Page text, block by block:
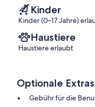
insgesamt 7 Betten
ebenerdig und führt über
Küche mit Essecke
Kinder
Kinder (0–17 Jahre)
Haustiere
Haustiere erlaubt
Optionale Extras
Gebühr für die